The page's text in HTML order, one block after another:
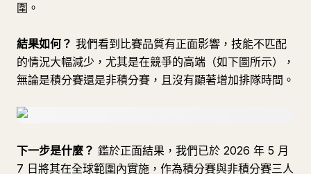
圍。
結果如何？ 我們看到比賽品質有正面影響，技能不匹配
的情況大幅減少，尤其是在競爭的高端（如下圖所示），
無論是積分賽還是非積分賽，且沒有顯著增加排隊時間。
下一步是什麼？ 鑑於正面結果，我們已於 2026 年 5 月
7 日將其在全球範圍內實施，作為積分賽與非積分賽三人